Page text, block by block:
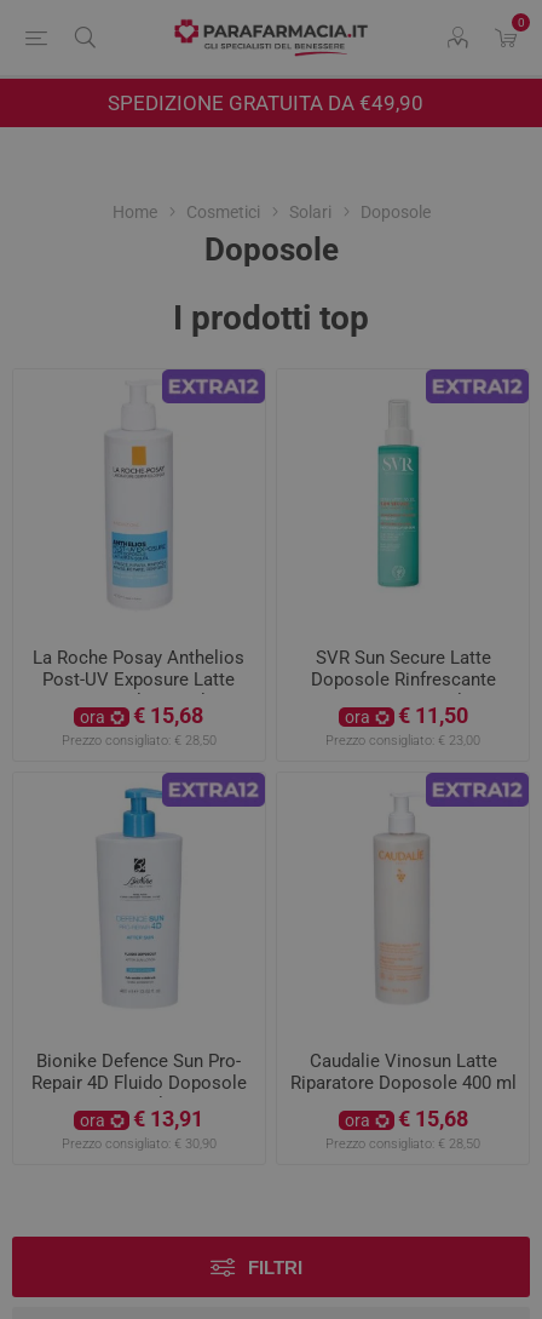
0
SPEDIZIONE GRATUITA DA €49,90
Home Cosmetici Solari Doposole
Doposole
I prodotti top
La Roche Posay Anthelios
Post-UV Exposure Latte
Doposole 400ml
ora € 15,68
Prezzo consigliato: € 28,50
SVR Sun Secure Latte
Doposole Rinfrescante
Lenitivo 200ml
ora € 11,50
Prezzo consigliato: € 23,00
Bionike Defence Sun Pro-
Repair 4D Fluido Doposole
400ml
ora € 13,91
Prezzo consigliato: € 30,90
Caudalie Vinosun Latte
Riparatore Doposole 400 ml
ora € 15,68
Prezzo consigliato: € 28,50
FILTRI